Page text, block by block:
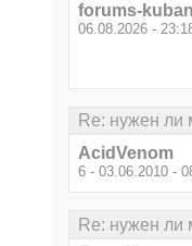
forums-
06.08.2026 -
Re: нужен ли
AcidVenom
6 - 03.06.2010 -
Re: нужен ли